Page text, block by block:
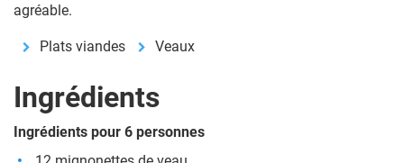
agréable.
Plats viandes Veaux
Ingrédients
Ingrédients pour 6 personnes